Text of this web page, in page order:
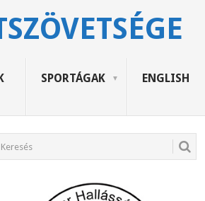
SPORTÁGAK ENGLISH